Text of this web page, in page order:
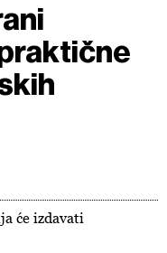
će izdavati